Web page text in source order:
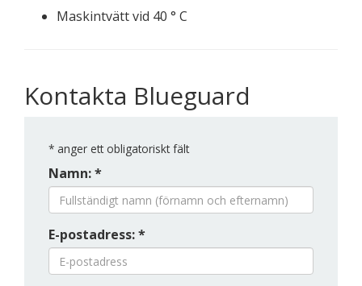
Maskintvätt vid 40 ° C
Kontakta Blueguard
* anger ett obligatoriskt fält
Namn: *
E-postadress: *